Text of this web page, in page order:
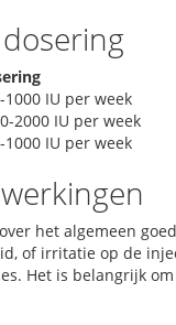
1000 IU per week
2000 IU per week
1000 IU per week
het algemeen
of irritatie op de
Het is belangrijk